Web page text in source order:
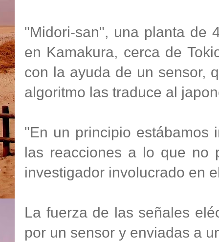
"Midori-san", una planta de
en Kamakura, cerca de
con la ayuda de un sensor,
algoritmo las traduce al
"En un principio estábamos
las reacciones a lo que no
investigador involucrado en
La fuerza de las señales
por un sensor y enviadas a